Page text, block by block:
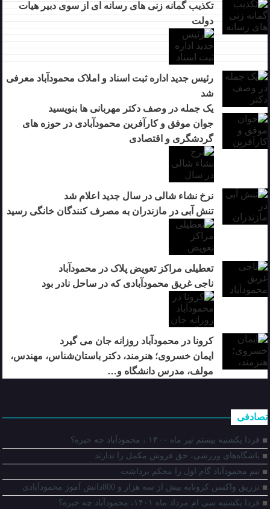
تکذیب گمانه زنی های رسانه ای از سوی دبیر هیات
دولت
رئیس جدید اداره ثبت اسناد و املاک محمودآباد معرفی
شد
یک جمله در وصف دکتر مهربانی ها بنویسید
جوان موفق و کارآفرین محمودآبادی در حوزه های
گردشگری و اقتصادی
نرخ نشاء شالی در سال جدید اعلام شد
تنش آبی در مازندران به مصرف كنندگان خانگی رسيد
تعطیلی مراکز تعویض پلاک در محمودآباد
ناجی غریق محمودآبادی که در ساحل نادر بود
کرونا در محمودآباد روزانه جان می گیرد
ایمان خسروی؛ هنرمند، دکتر باستان‌شناس، مهندس،
مولف، مدرس دانشگاه و…
تصادفی
فردا یکشنبه بیستم تیر ماه ۱۴۰۰ ، محمودآباد چه خبره؟
باشگاه‌های ورزشی، حق فروش مکمل را ندارند
تیم محمودآباد گام اول را محکم برداشت
تزریق واکسن کرونابه بیش از سه هزار و 800دانش آموز محمودآبادی
فردا یکشنبه سی ام مرداد ماه ۱۴۰۱، محمودآباد چه خبره؟